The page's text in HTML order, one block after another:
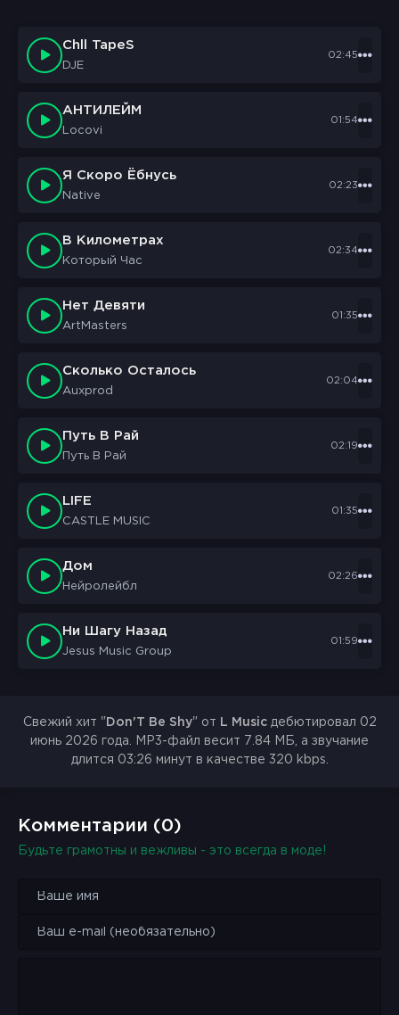
Chll TapeS
DJE
02:45
АНТИЛЕЙМ
Locovi
01:54
Я Скоро Ёбнусь
Native
02:23
В Километрах
Который Час
02:34
Нет Девяти
ArtMasters
01:35
Сколько Осталось
Auxprod
02:04
Путь В Рай
Путь В Рай
02:19
LIFE
CASTLE MUSIC
01:35
Дом
Нейролейбл
02:26
Ни Шагу Назад
Jesus Music Group
01:59
Свежий хит " Don'T Be Shy" от L Musicдебютировал 02
июнь 2026 года. MP3-файл весит 7.84 МБ, а звучание
длится 03:26 минут в качестве 320 kbps.
Комментарии (0)
Будьте грамотны и вежливы - это всегда в моде!